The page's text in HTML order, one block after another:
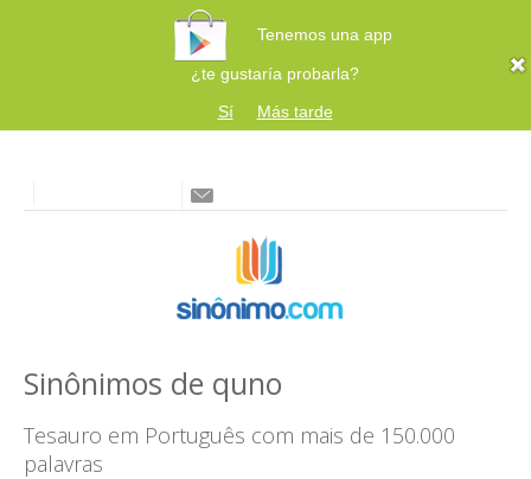
Tenemos una app
¿te gustaría probarla?
Sí
Más tarde
Sinônimos de quno
Tesauro em Português com mais de 150.000
palavras